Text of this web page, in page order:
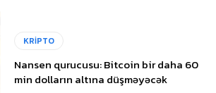
KRİPTO
Nansen qurucusu: Bitcoin bir daha 60
min dolların altına düşməyəcək